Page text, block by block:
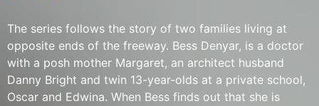
The series follows the story of two families living at
opposite ends of the freeway. Bess Denyar, is a doctor
with a posh mother Margaret, an architect husband
Danny Bright and twin 13-year-olds at a private school,
Oscar and Edwina. When Bess finds out that she is